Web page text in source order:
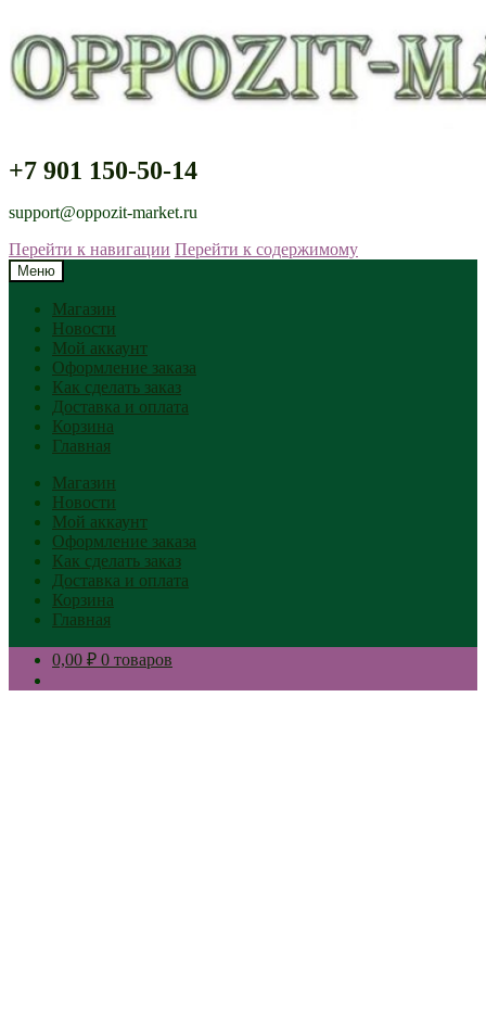
+7 901 150-50-14
support@oppozit-market.ru
Перейти к навигации Перейти к содержимому
Меню
Магазин
Новости
Мой аккаунт
Оформление заказа
Как сделать заказ
Доставка и оплата
Корзина
Главная
Магазин
Новости
Мой аккаунт
Оформление заказа
Как сделать заказ
Доставка и оплата
Корзина
Главная
0,00 ₽ 0 товаров